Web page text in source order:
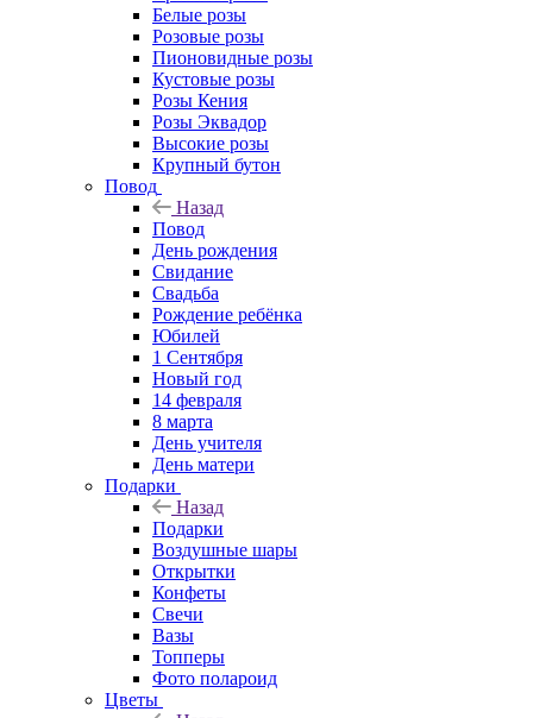
Белые розы
Розовые розы
Пионовидные розы
Кустовые розы
Розы Кения
Розы Эквадор
Высокие розы
Крупный бутон
Повод
Назад
Повод
День рождения
Свидание
Свадьба
Рождение ребёнка
Юбилей
1 Сентября
Новый год
14 февраля
8 марта
День учителя
День матери
Подарки
Назад
Подарки
Воздушные шары
Открытки
Конфеты
Свечи
Вазы
Топперы
Фото полароид
Цветы